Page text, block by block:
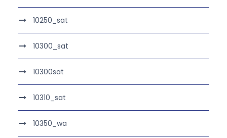
10250_sat
10300_sat
10300sat
10310_sat
10350_wa